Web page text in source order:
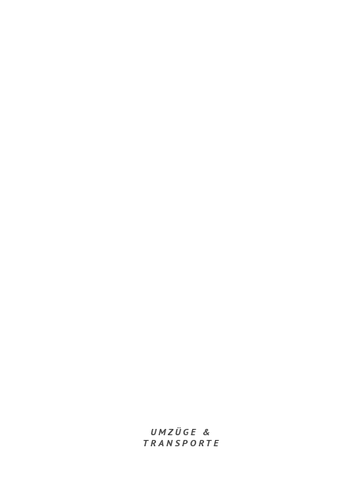
UMZÜGE &
TRANSPORTE